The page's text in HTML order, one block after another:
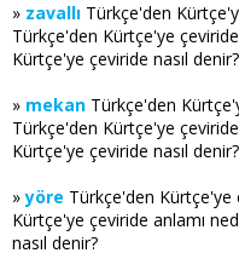
» zavallı Türkçe'den
Türkçe'den Kürtçe'ye
Kürtçe'ye çeviride nasıl denir?
» mekan Türkçe'den
Türkçe'den Kürtçe'ye
Kürtçe'ye çeviride nasıl denir?
»yöre Türkçe'den
Kürtçe'ye çeviride anlamı
nasıl denir?